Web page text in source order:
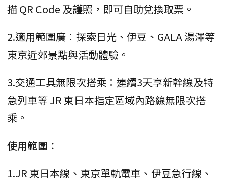
描 QR Code 及護照，即可自助兌換取票。
2.適用範圍廣：探索日光、伊豆、GALA 湯澤等
東京近郊景點與活動體驗。
3.交通工具無限次搭乘：連續3天享新幹線及特
急列車等 JR 東日本指定區域內路線無限次搭
乘。
使用範圍：
1.JR 東日本線、東京單軌電車、伊豆急行線、